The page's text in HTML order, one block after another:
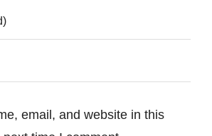
email, and website in this